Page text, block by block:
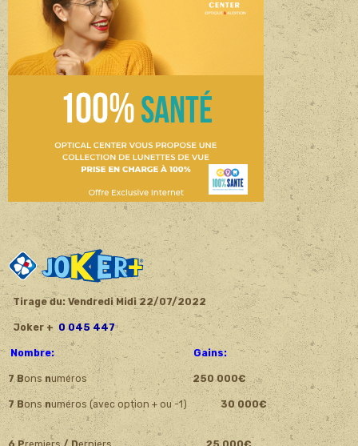
Tirage du: Vendredi Midi 22/07/2022
Joker + 0 045 447
Nombre: Gains:
7 Bonsnuméros 250 000€
7 Bonsnuméros (avec option + ou -1) 30 000€